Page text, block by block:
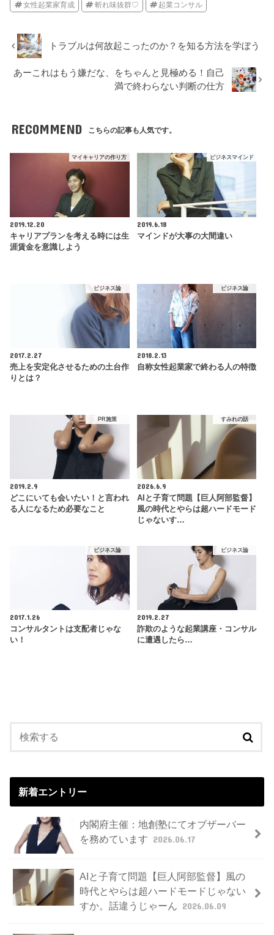
女性起業家育成 斬れ味抜群♡ 起業コンサル
トラブルは何故起こったのか？を知る方法を学ぼう
あーこれはもう嫌だな、をちゃんと見極める！自己
満で終わらない判断の仕方
RECOMMEND こちらの記事も人気です。
マイキャリアの作り方
2019.12.20
キャリアプランを考える時には生
涯賃金を意識しよう
ビジネスマインド
2019.6.18
マインドが大事の大間違い
ビジネス論
2017.2.27
売上を安定化させるための土台作
りとは？
ビジネス論
2018.2.13
自称女性起業家で終わる人の特徴
PR施策
2019.2.9
どこにいても会いたい！と言われ
る人になるため必要なこと
すみれの話
2026.6.9
AIと子育て問題【巨人阿部監督】
風の時代とやらは超ハードモード
じゃないす…
ビジネス論
2017.1.26
コンサルタントは支配者じゃな
い！
ビジネス論
2019.2.27
詐欺のような起業講座・コンサル
に遭遇したら…
新着エントリー
内閣府主催：地創塾にてオブザーバー
を務めています 2026.06.17
AIと子育て問題【巨人阿部監督】風の
時代とやらは超ハードモードじゃない
すか。話違うじゃーん 2026.06.09